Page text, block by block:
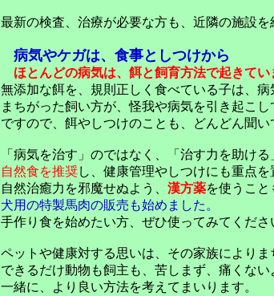
最新の検査、治療が必要な方も、近隣の施設を
病気やケガは、食事としつけから
ほとんどの病気は、餌と飼育方法で起きてい
無添加な餌を、規則正しく食べている子は、病
まちがった飼い方が、怪我や病気を引き起こし
ですので、餌やしつけのことも、どんどん聞い
「病気を治す」のではなく、「治す力を助ける
自然食を推奨し、健康管理やしつけにも重点を
自然治癒力を邪魔せぬよう、 漢方薬を使うこと
犬用の特製馬肉の販売も始めました。
手作り食を始めたい方、ぜひ使ってみてくださ
ペットや健康対する思いは、その家族によりま
できるだけ動物も飼主も、苦しまず、痛くない
一緒に、より良い方法を考えてまいります。